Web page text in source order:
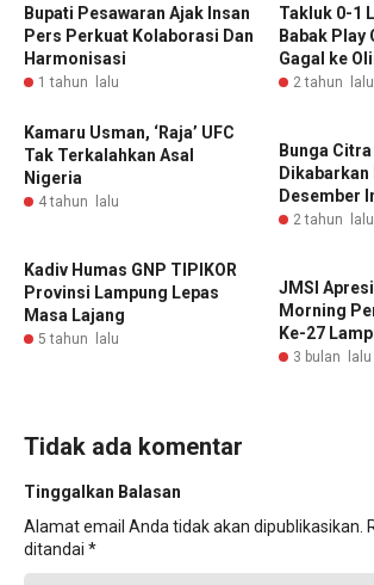
‎Bupati Pesawaran Ajak Insan
Pers Perkuat Kolaborasi Dan
Harmonisasi ‎
1 tahun lalu
Takluk 0-1
Babak Play
Gagal ke
2 tahun lalu
Kamaru Usman, ‘Raja’ UFC
Tak Terkalahkan Asal
Nigeria
4 tahun lalu
Bunga
Desember
2 tahun lalu
Kadiv Humas GNP TIPIKOR
Provinsi Lampung Lepas
Masa Lajang
5 tahun lalu
JMSI
Morning
Ke-27
3 bulan lalu
Tidak ada komentar
Tinggalkan Balasan
Alamat email Anda tidak akan dipublikasikan.
ditandai *